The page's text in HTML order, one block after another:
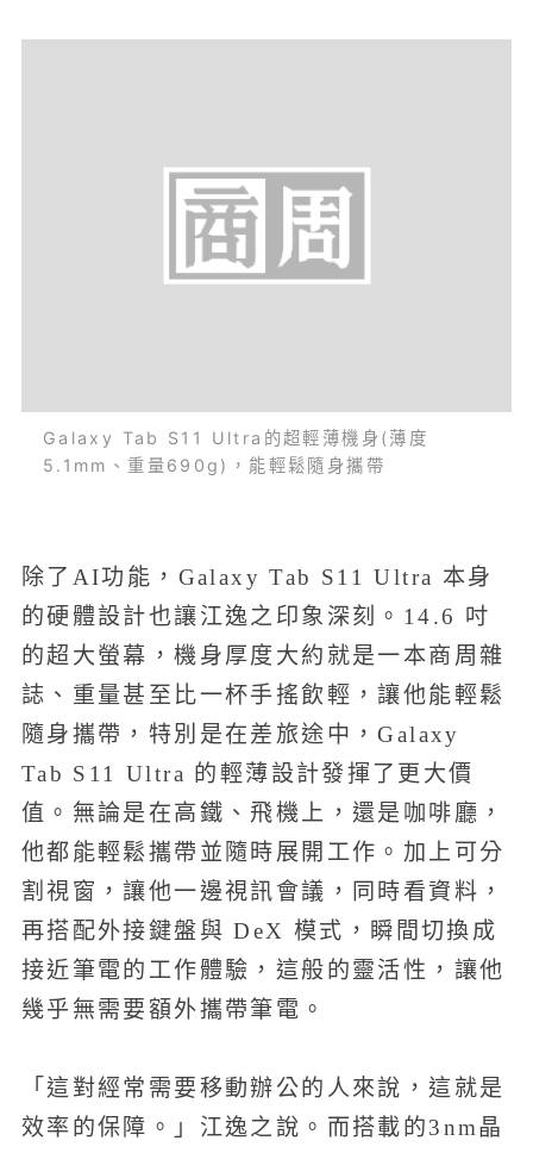
Galaxy Tab S11 Ultra的超輕薄機身(薄度
5.1mm、重量690g)，能輕鬆隨身攜帶
除了AI功能，Galaxy Tab S11 Ultra 本身
的硬體設計也讓江逸之印象深刻。14.6 吋
的超大螢幕，機身厚度大約就是一本商周雜
誌、重量甚至比一杯手搖飲輕，讓他能輕鬆
隨身攜帶，特別是在差旅途中，Galaxy
Tab S11 Ultra 的輕薄設計發揮了更大價
值。無論是在高鐵、飛機上，還是咖啡廳，
他都能輕鬆攜帶並隨時展開工作。加上可分
割視窗，讓他一邊視訊會議，同時看資料，
再搭配外接鍵盤與 DeX 模式，瞬間切換成
接近筆電的工作體驗，這般的靈活性，讓他
幾乎無需要額外攜帶筆電。
「這對經常需要移動辦公的人來說，這就是
效率的保障。」江逸之說。而搭載的3nm晶